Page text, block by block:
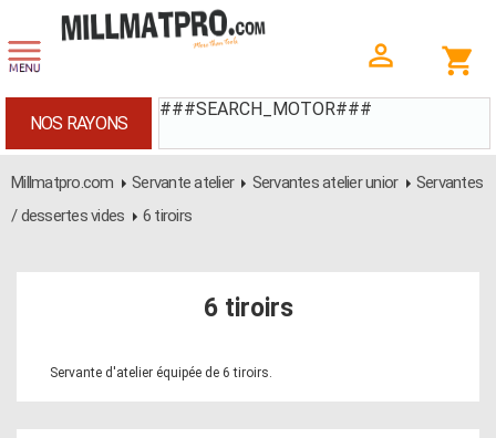
###SEARCH_MOTOR###
NOS RAYONS
Millmatpro.com Servante atelier Servantes atelier unior
Servantes
/ dessertes vides
6 tiroirs
6 tiroirs
Servante d'atelier équipée de 6 tiroirs.